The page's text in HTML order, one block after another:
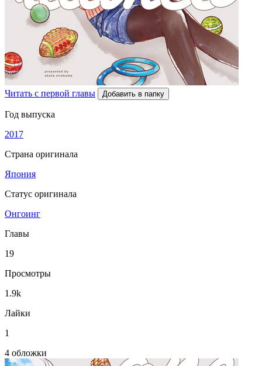
Читать с первой главы Добавить в папку
Год выпуска
2017
Страна оригинала
Япония
Статус оригинала
Онгоинг
Главы
19
Просмотры
1.9k
Лайки
1
4 обложки